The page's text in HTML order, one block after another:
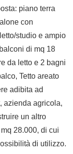
piano terra
con
studio e ampio
di mq 18
da letto e 2 bagni
Tetto areato
adibita ad
azienda agricola,
un altro
28.000, di cui
di utilizzo.